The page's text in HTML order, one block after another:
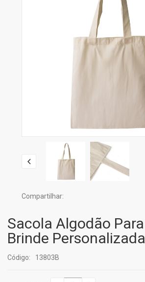
Compartilhar:
Sacola Algodão Para
Brinde Personalizada
Código: 13803B